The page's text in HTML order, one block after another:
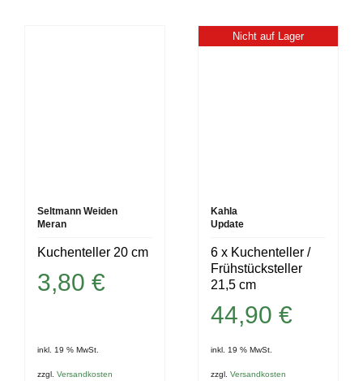
Seltmann Weiden
Meran
Kuchenteller 20 cm
3,80 €
inkl. 19 % MwSt.
zzgl. Versandkosten
Nicht auf Lager
Kahla
Update
6 x Kuchenteller /
Frühstücksteller
21,5 cm
44,90€
inkl. 19 % MwSt.
zzgl.Versandkosten